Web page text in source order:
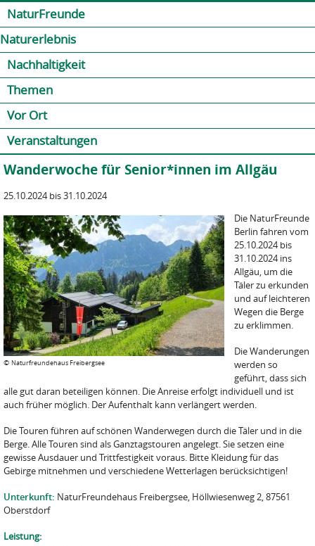
NaturFreunde
Naturerlebnis
Nachhaltigkeit
Themen
Vor Ort
Veranstaltungen
Wanderwoche für Senior*innen im Allgäu
25.10.2024 bis 31.10.2024
© Naturfreundehaus Freibergsee
Die NaturFreunde
Berlin fahren vom
25.10.2024 bis
31.10.2024 ins
Allgäu, um die
Täler zu erkunden
und auf leichteren
Wegen die Berge
zu erklimmen.
Die Wanderungen
werden so
geführt, dass sich
alle gut daran beteiligen können. Die Anreise erfolgt individuell und ist
auch früher möglich. Der Aufenthalt kann verlängert werden.
Die Touren führen auf schönen Wanderwegen durch die Täler und in die
Berge. Alle Touren sind als Ganztagstouren angelegt. Sie setzen eine
gewisse Ausdauer und Trittfestigkeit voraus. Bitte Kleidung für das
Gebirge mitnehmen und verschiedene Wetterlagen berücksichtigen!
Unterkunft: NaturFreundehaus Freibergsee, Höllwiesenweg 2, 87561
Oberstdorf
Leistung: